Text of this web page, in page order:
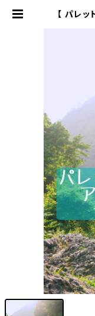
【 パレ
社